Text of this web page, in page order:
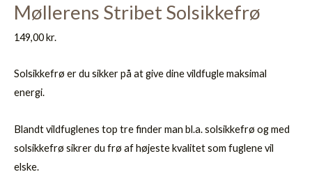
Møllerens Stribet Solsikkefrø
149,00kr.
Solsikkefrø er du sikker på at give dine vildfugle maksimal
energi.
Blandt vildfuglenes top tre finder man bl.a. solsikkefrø og med
solsikkefrø sikrer du frø af højeste kvalitet som fuglene vil
elske.